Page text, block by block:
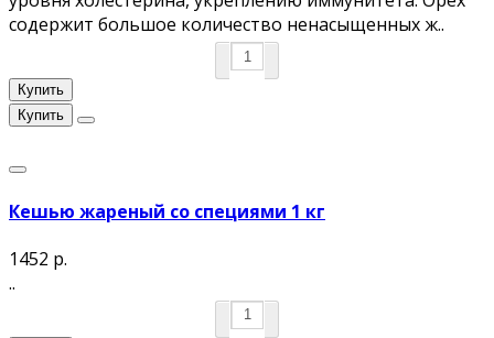
содержит большое количество ненасыщенных ж..
Купить
Купить
Кешью жареный со специями 1 кг
1452 р.
..